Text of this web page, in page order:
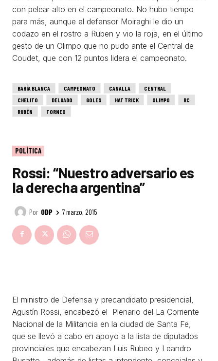
con pelear alto en el campeonato. No hubo tiempo
para más, aunque el defensor Moiraghi le dio un
codazo en el rostro a Ruben y vio la roja, en el último
gesto de un Olimpo que no pudo ante el Central de
Coudet, que con 12 puntos lidera el campeonato.
BAHÍA BLANCA CAMPEONATO CANALLA
CENTRAL
CHELITO
DELGADO GOLES HAT TRICK OLIMPO
RC
RUBÉN
TORNEO